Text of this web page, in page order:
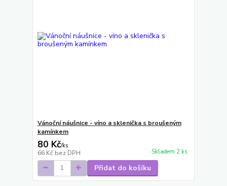
Vánoční náušnice - víno a sklenička s broušeným
kamínkem
80 Kč/ks
66 Kč bez DPH Skladem 2 ks
Přidat do košíku